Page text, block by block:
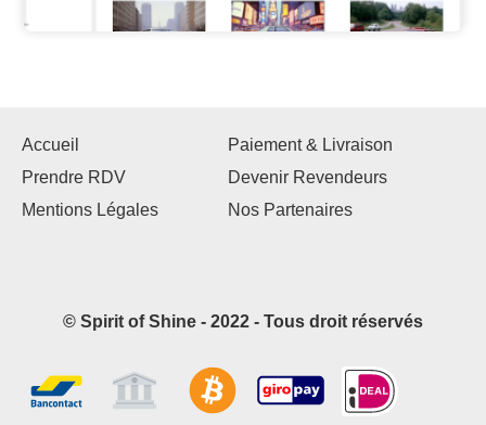
Accueil
Paiement & Livraison
Prendre RDV
Devenir Revendeurs
Mentions Légales
Nos Partenaires
© Spirit of Shine - 2022 - Tous droit réservés